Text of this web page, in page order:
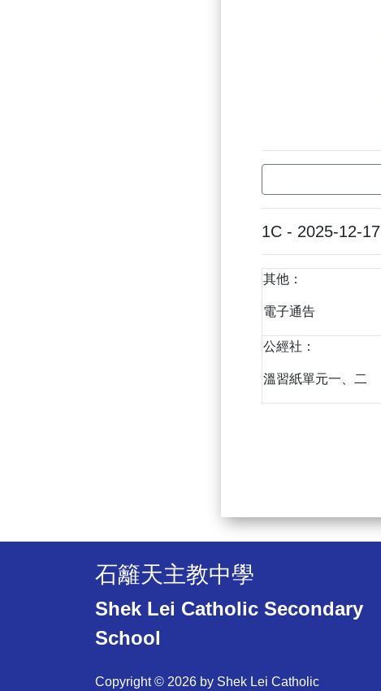
1C - 2025-12-17
其他：
電子通告
公經社：
溫習紙單元一、二
石籬天主教中學
Shek Lei Catholic Secondary
School
Copyright © 2026 by Shek Lei Catholic